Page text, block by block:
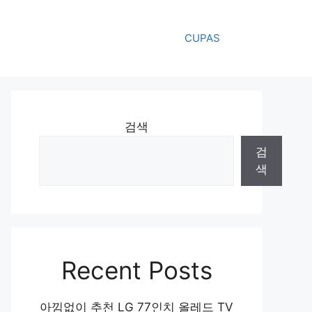
CUPAS
검색
검
색
Recent Posts
아낌없이 추천 LG 77인치 올레드 TV